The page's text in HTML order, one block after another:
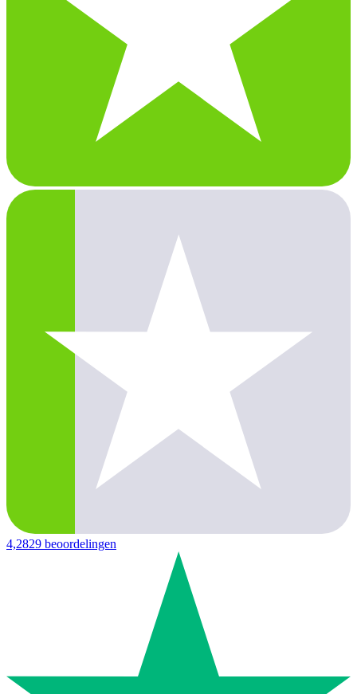
4,2829 beoordelingen